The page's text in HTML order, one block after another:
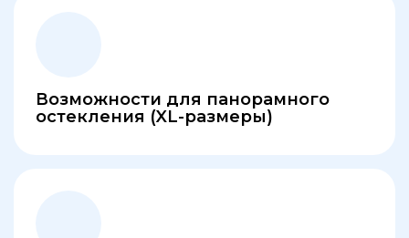
Возможности для панорамного
остекления (XL-размеры)